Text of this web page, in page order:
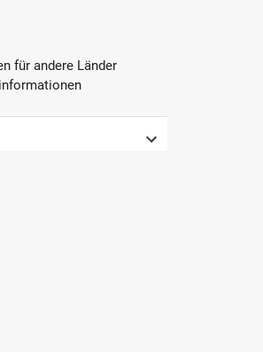
für andere Länder